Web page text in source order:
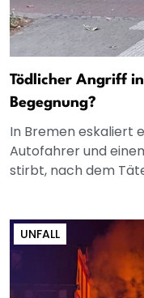
Tödlicher Angriff
Begegnung?
In Bremen eskaliert
Autofahrer und
stirbt, nach dem
UNFALL